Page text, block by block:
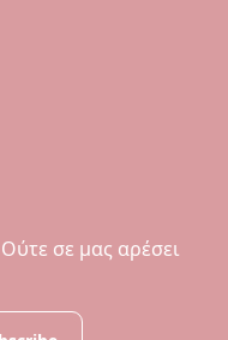
σε μας αρέσει